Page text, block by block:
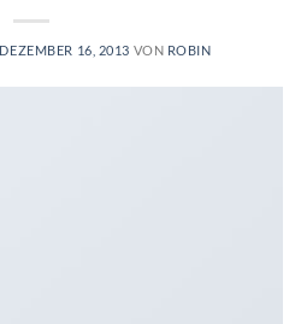
DEZEMBER 16, 2013 VON ROBIN